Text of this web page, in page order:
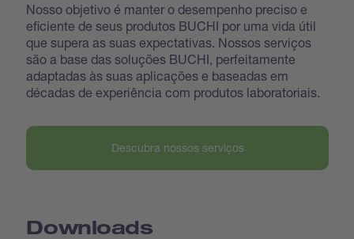
Nosso objetivo é manter o desempenho preciso e
eficiente de seus produtos BUCHI por uma vida útil
que supera as suas expectativas. Nossos serviços
são a base das soluções BUCHI, perfeitamente
adaptadas às suas aplicações e baseadas em
décadas de experiência com produtos laboratoriais.
Descubra nossos serviços
Downloads